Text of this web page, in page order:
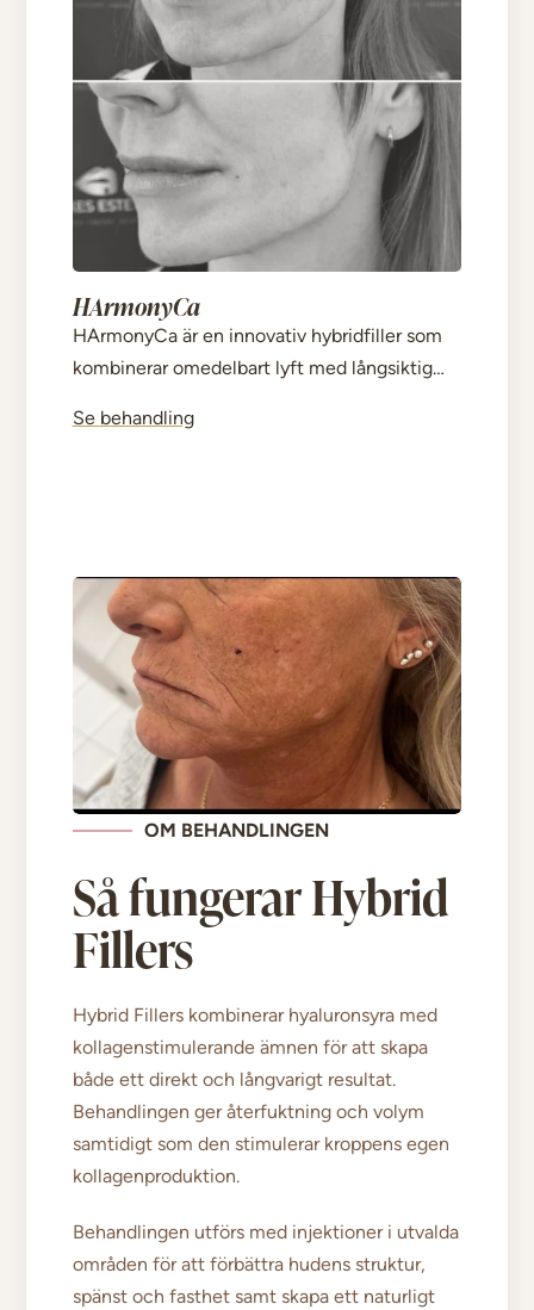
HArmonyCa
HArmonyCa är en innovativ hybridfiller som
kombinerar omedelbart lyft med långsiktig
konturer, bättre hudspänst och ett naturligt
Se behandling
OM BEHANDLINGEN
Så fungerar Hybrid
Fillers
Hybrid Fillers kombinerar hyaluronsyra med
kollagenstimulerande ämnen för att skapa
både ett direkt och långvarigt resultat.
Behandlingen ger återfuktning och volym
samtidigt som den stimulerar kroppens egen
kollagenproduktion.
Behandlingen utförs med injektioner i utvalda
områden för att förbättra hudens struktur,
spänst och fasthet samt skapa ett naturligt